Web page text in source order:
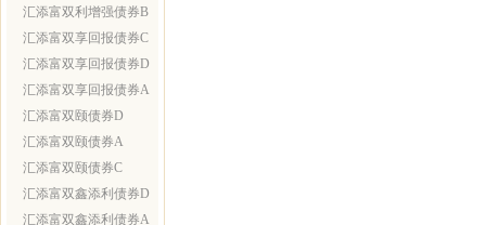
汇添富双利增强债券B
汇添富双享回报债券C
汇添富双享回报债券D
汇添富双享回报债券A
汇添富双颐债券D
汇添富双颐债券A
汇添富双颐债券C
汇添富双鑫添利债券D
汇添富双鑫添利债券A